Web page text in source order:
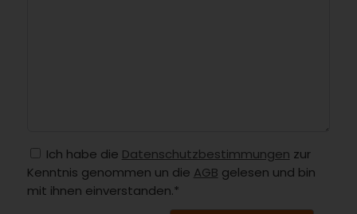
Ich habe die Datenschutzbestimmungen zur
Kenntnis genommen un die AGB gelesen und bin
mit ihnen einverstanden.*